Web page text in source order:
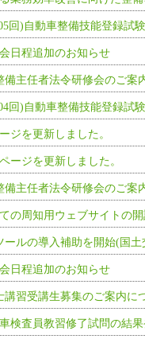
回)自動車整備技能登録試
日程追加のお知らせ
備主任者法令研修会のご案
回)自動車整備技能登録試
ジを更新しました。
ージを更新しました。
備主任者法令研修会のご案
の周知用ウェブサイトの
ールの導入補助を開始(国土
日程追加のお知らせ
講習受講生募集のご案内に
検査員教習修了試問の結